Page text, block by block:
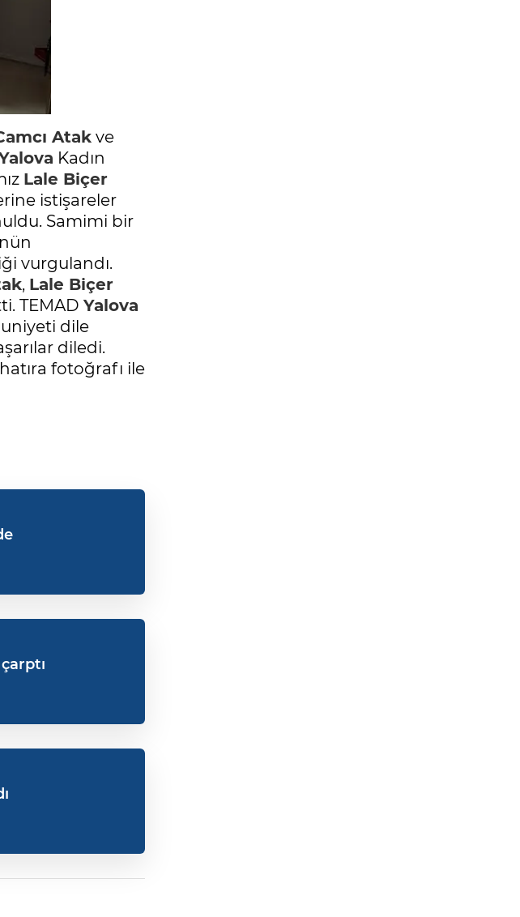
Atak ve
Kadın
Lale Biçer
istişareler
Samimi bir
vurgulandı.
, Lale Biçer
TEMAD Yalova
dile
diledi.
fotoğrafı ile